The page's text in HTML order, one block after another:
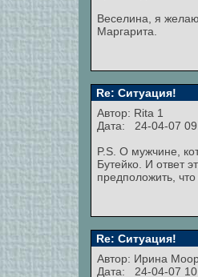
Веселина, я
Маргарита.
Re: Ситуация!
Автор: Rita 1
Дата: 24-04-07
P.S. О мужчине,
Бутейко. И ответ
предположить,
Re: Ситуация!
Автор: Ирина
Дата: 24-04-07